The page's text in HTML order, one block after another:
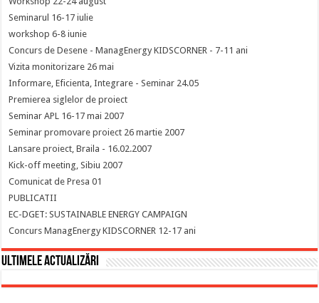
Seminarul 16-17 iulie
workshop 6-8 iunie
Concurs de Desene - ManagEnergy KIDSCORNER - 7-11 ani
Vizita monitorizare 26 mai
Informare, Eficienta, Integrare - Seminar 24.05
Premierea siglelor de proiect
Seminar APL 16-17 mai 2007
Seminar promovare proiect 26 martie 2007
Lansare proiect, Braila - 16.02.2007
Kick-off meeting, Sibiu 2007
Comunicat de Presa 01
PUBLICATII
EC-DGET: SUSTAINABLE ENERGY CAMPAIGN
Concurs ManagEnergy KIDSCORNER 12-17 ani
Ultimele actualizări